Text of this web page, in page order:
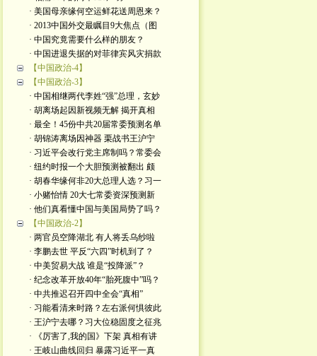
· 美国母亲缘何空运鲜花送周恩来？
· 2013中国外交最瞩目9大焦点（图
· 中国究竟需要什么样的朋友？
· 中国进退失据的对菲律宾风灾捐款
【中国政治-4】
【中国政治-3】
· 中国相继两代李姓“强”总理，玄妙
· 胡离场起因新视频无解 揭开真相
· 最全！45份中共20届常委预测名单
· 胡锦涛离场因神器 栗战书王沪宁
· 习近平会改行党主席制吗？常委会
· 纽约时报一个大胆预测被翻出 颇
· 胡春华缘何非20大总理人选？习一
· 小赌怡情 20大七常委资深预测新
· 他们真看懂中国与美国局势了吗？
【中国政治-2】
· 两官员空降湖北 有人将丢乌纱啦
· 李鹏去世 平反“六四”时机到了？
· 中美贸易大战 谁是“投降派”？
· 纪念改革开放40年“胎死腹中”吗？
· 中共推迟召开四中全会“真相”
· 习能看清来时路？左右派何惧彼此
· 王沪宁去哪？习大位稳固度之征兆
· 《厉害了,我的国》下架 真相有讲
· 王岐山曲线回归 暴露习近平一真